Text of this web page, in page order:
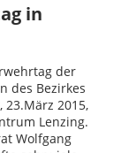
in
der
des Bezirkes
23.März 2015,
Lenzing.
Wolfgang